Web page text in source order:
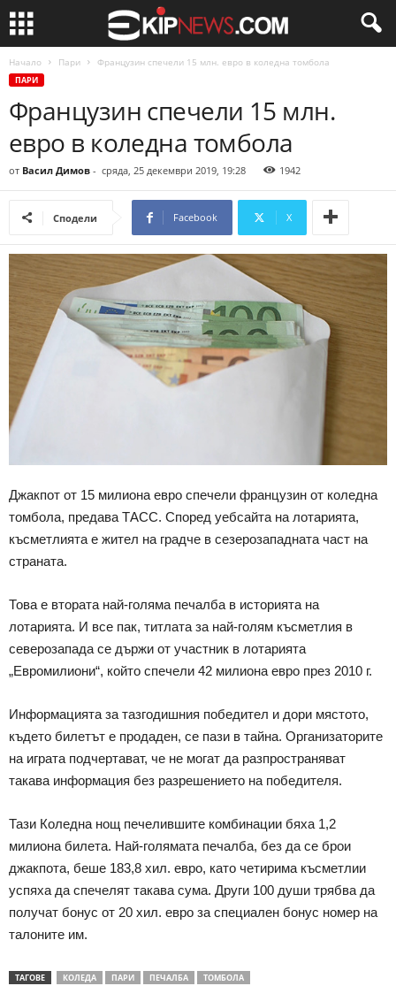
Начало Пари Французин спечели 15 млн. евро в коледна томбола
ПАРИ
Французин спечели 15 млн.
евро в коледна томбола
от Васил Димов - сряда, 25 декември 2019, 19:28 1942
Сподели Facebook X
Джакпот от 15 милиона евро спечели французин от коледна
томбола, предава ТАСС. Според уебсайта на лотарията,
късметлията е жител на градче в сезерозападната част на
страната.
Това е втората най-голяма печалба в историята на
лотарията. И все пак, титлата за най-голям късметлия в
северозапада се държи от участник в лотарията
„Евромилиони“, който спечели 42 милиона евро през 2010 г.
Информацията за тазгодишния победител и дори мястото,
където билетът е продаден, се пази в тайна. Организаторите
на играта подчертават, че не могат да разпространяват
такава информация без разрешението на победителя.
Тази Коледна нощ печелившите комбинации бяха 1,2
милиона билета. Най-голямата печалба, без да се брои
джакпота, беше 183,8 хил. евро, като четирима късметлии
успяха да спечелят такава сума. Други 100 души трябва да
получат бонус от 20 хил. евро за специален бонус номер на
талоните им.
ТАГОВЕ КОЛЕДА ПАРИ ПЕЧАЛБА ТОМБОЛА